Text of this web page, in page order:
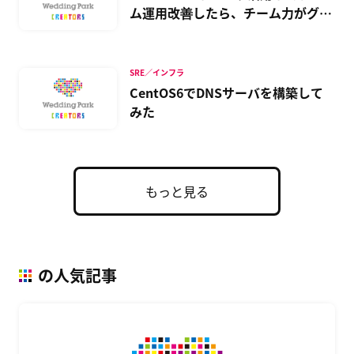
ム運用改善したら、チーム力がグン
CentOS6でDNSサーバを構築して
みた
SRE／インフラ
もっと見る
の人気記事